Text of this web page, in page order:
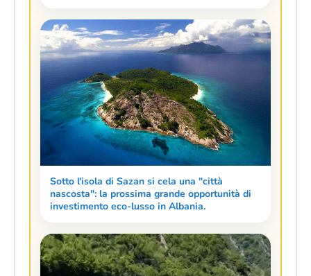
Sotto l'isola di Sazan si cela una "città
nascosta": la prossima grande opportunità di
investimento eco-lusso in Albania.